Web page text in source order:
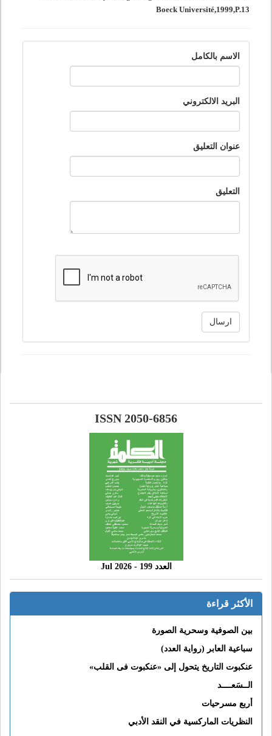
Boeck Université,1999,P.13
الاسم بالكامل
البريد الالكتروني
عنوان التعليق
التعليق
ارسال
ISSN 2050-6856
العدد 199 - 2026 Jul
الأكثر قراءة
بين الصوفية وسحرية الصورة
سباعية العابر (رواية العدد)
عنكبوت التاريخ يتحول إلى «عنكبوت فى القلب»
الــسَعــــد
أربع مسرحيات
النظريات الماركسية في النقد الأدبي